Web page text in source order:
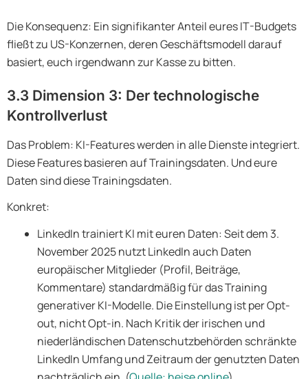
Die Konsequenz: Ein signifikanter Anteil eures IT-Budgets
fließt zu US-Konzernen, deren Geschäftsmodell darauf
basiert, euch irgendwann zur Kasse zu bitten.
3.3 Dimension 3: Der technologische
Kontrollverlust
Das Problem: KI-Features werden in alle Dienste integriert.
Diese Features basieren auf Trainingsdaten. Und eure
Daten sind diese Trainingsdaten.
Konkret:
LinkedIn trainiert KI mit euren Daten: Seit dem 3.
November 2025 nutzt LinkedIn auch Daten
europäischer Mitglieder (Profil, Beiträge,
Kommentare) standardmäßig für das Training
generativer KI-Modelle. Die Einstellung ist per Opt-
out, nicht Opt-in. Nach Kritik der irischen und
niederländischen Datenschutzbehörden schränkte
LinkedIn Umfang und Zeitraum der genutzten Daten